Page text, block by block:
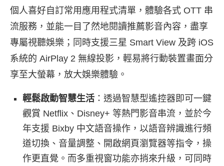
個人喜好自訂常用應用程式清單，體驗各式 OTT 串
流服務，並能一目了然地閱讀推薦影音內容，盡享
專屬視聽娛樂；同時支援三星 Smart View 及跨 iOS
系統的 AirPlay 2 無線投影，輕易將行動裝置畫面分
享至大螢幕，放大娛樂體驗。
輕鬆啟動智慧生活 ：透過智慧型遙控器即可一鍵
觀賞 Netflix、Disney+ 等熱門影音串流，並於今
年支援 Bixby 中文語音操作，以語音辨識進行頻
道切換、音量調整、開啟網頁瀏覽器等指令，操
作更直覺。而多重視窗功能亦捎來升級，可同時